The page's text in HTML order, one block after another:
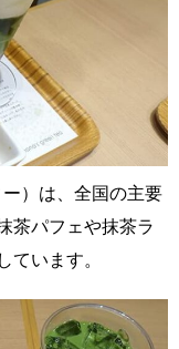
）は、全国の主要
茶パフェや抹茶ラ
ています。